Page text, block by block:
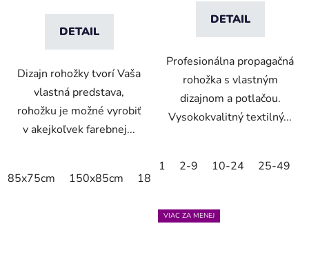
DETAIL
Dizajn rohožky tvorí Vaša
vlastná predstava,
rohožku je možné vyrobiť
v akejkoľvek farebnej...
85x75cm 150x85cm 180x115cm
DETAIL
Profesionálna propagačná
rohožka s vlastným
dizajnom a potlačou.
Vysokokvalitný textilný...
1 2-9 10-24 25-49
VIAC ZA MENEJ